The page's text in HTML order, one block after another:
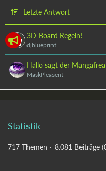
Letzte Antwort
3D-Board Regeln!
djblueprint
Hallo sagt der
MaskPleasent
Statistik
717 Themen 8.081 Beiträge